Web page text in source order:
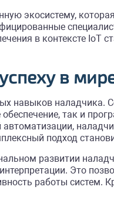
экосистему,
в контексте IoT
в
навыков
так и
подход
развитии
Это
работы